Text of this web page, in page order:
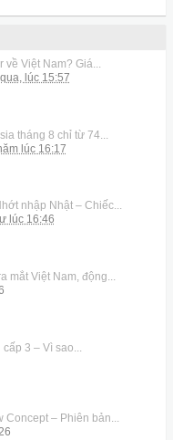
về Việt Nam? Giá...
lúc 15:57
tháng 8 chỉ từ 74...
lúc 16:17
nhập Nhật – Chiếc...
lúc 16:46
mắt Việt Nam, động...
3 – Vì sao...
Concept – Phiên bản...